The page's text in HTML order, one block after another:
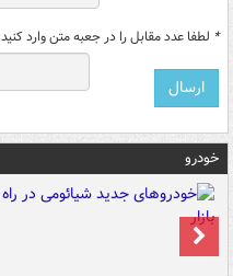
* لطفا عدد مقابل را در جعبه متن وارد کنید
خودرو